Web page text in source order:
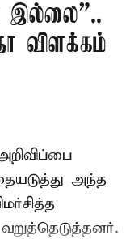
இல்லை”..
விளக்கம்
அந்த